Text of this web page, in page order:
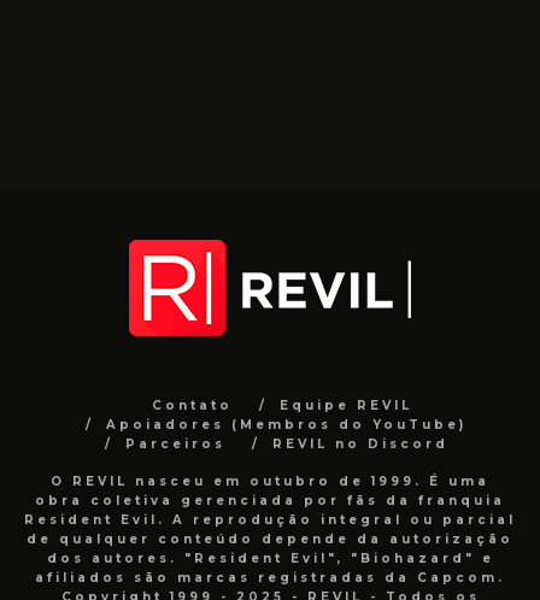
Contato
Equipe REVIL
Apoiadores (Membros do YouTube)
Parceiros
REVIL no Discord
O REVIL nasceu em outubro de 1999. É uma
obra coletiva gerenciada por fãs da franquia
Resident Evil. A reprodução integral ou parcial
de qualquer conteúdo depende da autorização
dos autores. "Resident Evil", "Biohazard" e
afiliados são marcas registradas da Capcom.